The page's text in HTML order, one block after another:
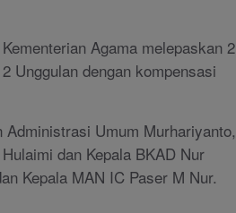
Agama melepaskan 2
Unggulan dengan kompensasi
Umum Murhariyanto,
dan Kepala BKAD Nur
Kepala MAN IC Paser M Nur.